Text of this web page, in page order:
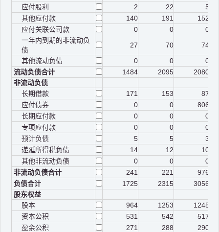
应付股利
2 22
5
其他应付款
140 191
152
应付关联公司款
0 0
0
一年内到期的非流动负
债
27 70
74
其他流动负债
0 0
0
流动负债合计
1484 2095
2080
非流动负债
长期借款
171 153
87
应付债券
0 0
806
长期应付款
0 0
0
专项应付款
0 0
0
预计负债
5 5
3
递延所得税负债
14 12
10
其他非流动负债
0 0
0
非流动负债合计
241 221
976
负债合计
1725 2315
3056
股东权益
股本
964 1253
1245
资本公积
531 542
517
盈余公积
271 288
290